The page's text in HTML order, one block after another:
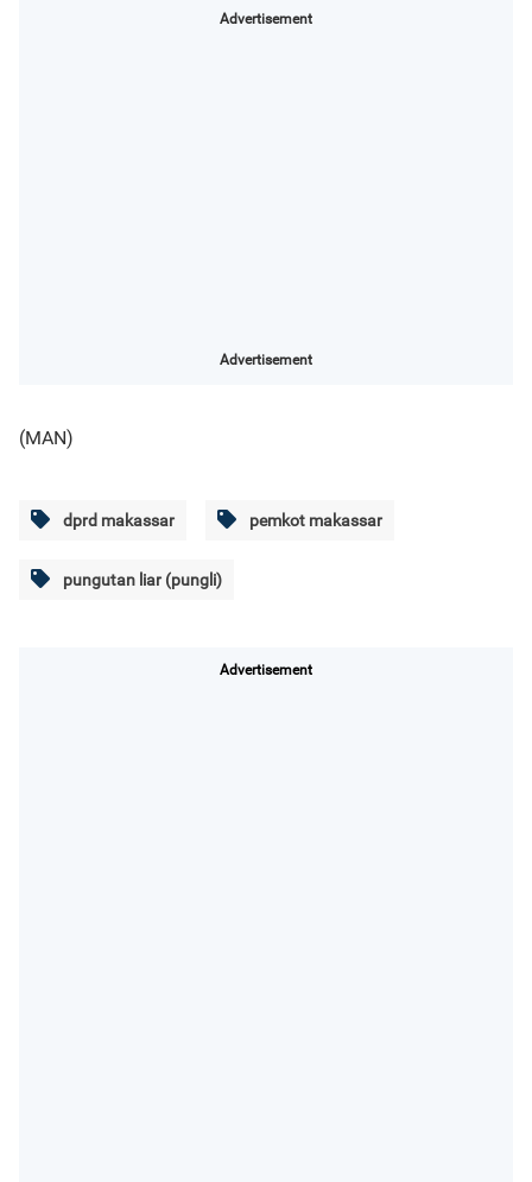
Advertisement
Advertisement
(MAN)
dprd makassar pemkot makassar
pungutan liar (pungli)
Advertisement